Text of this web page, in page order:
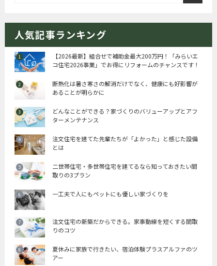
人気記事ランキング
【2026最新】組合せで補助金最大200万円！「みらいエ
コ住宅2026事業」でお得にリフォームのチャンスです！
断熱化は暑さ寒さの解消だけでなく、健康にも好影響が
あることが明らかに
どんなことができる？家づくりのバリューアップとアフ
ターメンテナンス
注文住宅を建てた先輩たちが「よかった」と感じた設備
とは
二世帯住宅・多世帯住宅を建てるなら知っておきたい間
取りの3プラン
一工夫で人にもペットにも優しい家づくりを
注文住宅の新築だからできる。家事動線を短くする間取
りのコツ
夏休みに家族で行きたい、宿泊体験プラスアルファのツ
アー